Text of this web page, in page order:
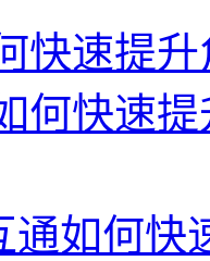
快速提
何快速
通如何快